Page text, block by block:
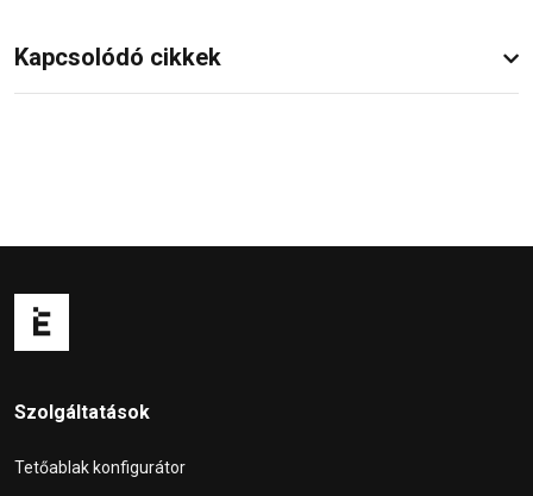
Kapcsolódó cikkek
Szolgáltatások
Tetőablak konfigurátor